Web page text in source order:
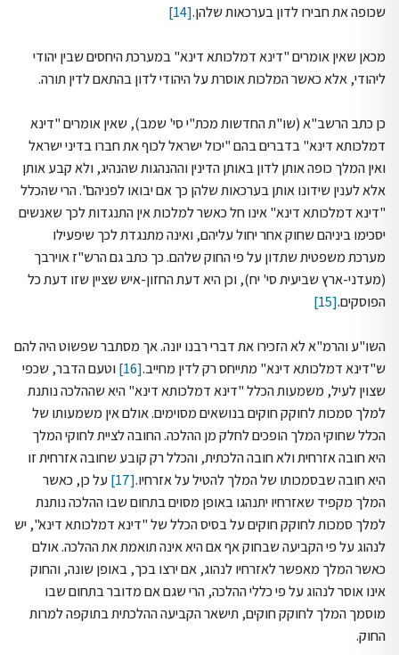
שכופה את חבירו לדון בערכאות שלהן.[14]
מכאן שאין אומרים "דינא דמלכותא דינא" במערכת היחסים שבין יהודי
ליהודי, אלא כאשר המלכות אוסרת על היהודי לדון בהתאם לדין תורה.
כן כתב הרשב"א (שו"ת החדשות מכת"י סי' שמב), שאין אומרים "דינא
דמלכותא דינא" בדברים בהם "יכול ישראל לכוף את חברו בדיני ישראל
ואין המלך כופה אותן לדון באותן הדינין וההנהגות שהנהיג, ולא קבע אותן
אלא לענין שידונו אותן בערכאות שלהן כך אם יבואו לפניהם". הרי שהכלל
"דינא דמלכותא דינא" אינו חל כאשר למלכות אין התנגדות לכך שאנשים
יסכימו ביניהם שחוק אחר יחול עליהם, ואינה מתנגדת לכך שיפעילו
מערכת משפטית שתדון על פי החוק שלהם. כך כתב גם הרש"ז אוירבך
(מעדני-ארץ שביעית סי' יח), וכן היא דעת החזון-איש שציין שזו דעת כל
הפוסקים.[15]
השו"ע והרמ"א לא הזכירו את דברי רבנו יונה. אך מסתבר שפשוט היה להם
ש"דינא דמלכותא דינא" מתייחס רק לדין מחייב.[16]
וטעם הדבר, שכפי
שצוין לעיל, משמעות הכלל "דינא דמלכותא דינא" היא שההלכה נותנת
למלך סמכות לחוקק חוקים בנושאים מסוימים. אולם אין משמעותו של
הכלל שחוקי המלך הופכים לחלק מן ההלכה. החובה לציית לחוקי המלך
היא חובה אזרחית ולא חובה הלכתית, והכלל רק קובע שחובה אזרחית זו
היא חובה שבסמכותו של המלך להטיל על אזרחיו.[17]
על כן, כאשר
המלך מקפיד שאזרחיו יתנהגו באופן מסוים בתחום שבו ההלכה נותנת
למלך סמכות לחוקק חוקים על בסיס הכלל של "דינא דמלכותא דינא", יש
לנהוג על פי הקביעה שבחוק אף אם היא אינה תואמת את ההלכה. אולם
כאשר המלך מאפשר לאזרחיו לנהוג, אם ירצו בכך, באופן שונה, והחוק
אינו אוסר לנהוג על פי כללי ההלכה, הרי שגם אם מדובר בתחום שבו
מוסמך המלך לחוקק חוקים, תישאר הקביעה ההלכתית בתוקפה למרות
החוק.